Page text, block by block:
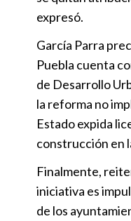
expresó.
García Parra
Puebla cuenta
de Desarrollo
la reforma no
Estado expida
construcción en
Finalmente,
iniciativa es
de los